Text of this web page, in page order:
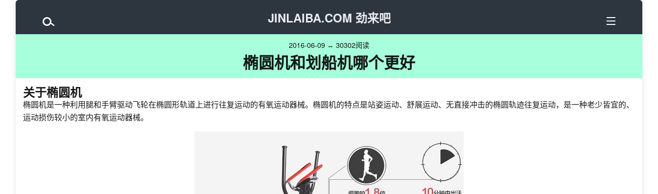
JINLAIBA.COM 劲来吧
2016-06-09 ↔ 30302阅读
椭圆机和划船机哪个更好
关于椭圆机
椭圆机是一种利用腿和手臂驱动飞轮在椭圆形轨道上进行往复运动的有氧运动器械。椭圆机的特点是站姿运动、舒展运动、无直接冲击的椭圆轨迹往复运动，是一种老少皆宜的、
运动损伤较小的室内有氧运动器械。